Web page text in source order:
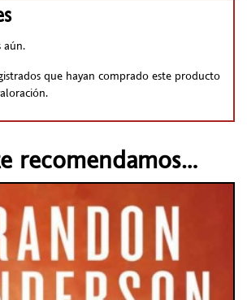
aún.
que hayan comprado este producto
recomendamos…